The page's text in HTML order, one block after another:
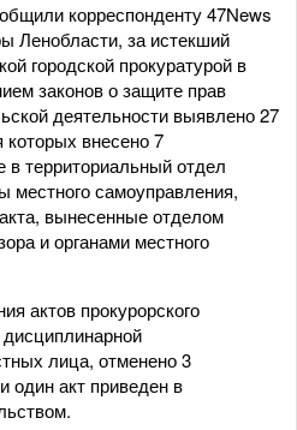
корреспонденту 47News
Ленобласти, за истекший
городской прокуратурой в
законов о защите прав
деятельности выявлено 27
внесено 7
в территориальный отдел
местного самоуправления,
вынесенные отделом
и органами местного
актов прокурорского
дисциплинарной
лица, отменено 3
один акт приведен в